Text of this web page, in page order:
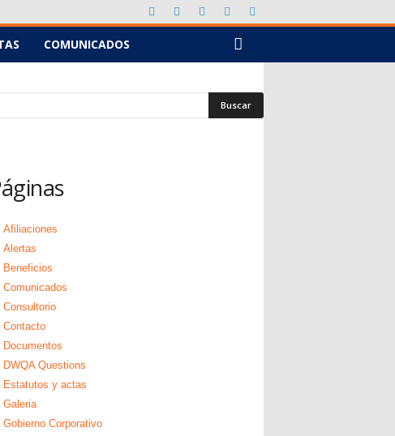
COMUNICADOS
Afiliaciones
Alertas
Beneficios
Comunicados
Consultorio
Contacto
Documentos
DWQA Questions
Estatutos y actas
Galeria
Gobierno Corporativo